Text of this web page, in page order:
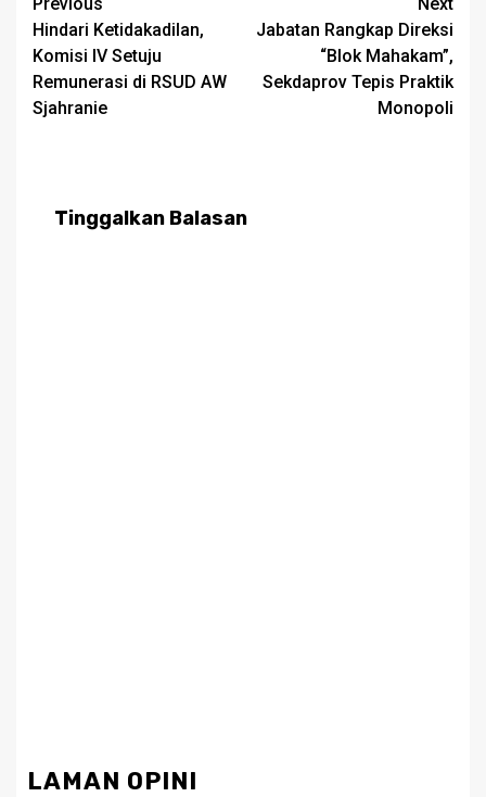
navigation
Hindari Ketidakadilan,
Komisi IV Setuju
Remunerasi di RSUD AW
Sjahranie
Jabatan Rangkap Direksi
“Blok Mahakam”,
Sekdaprov Tepis Praktik
Monopoli
Tinggalkan Balasan
LAMAN OPINI